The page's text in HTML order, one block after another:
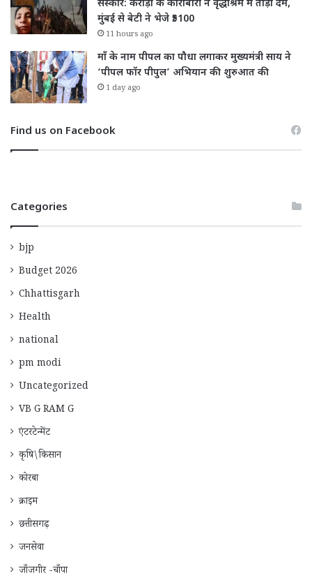
संस्कार: करोड़ों के कारोबारी ने वृद्धाश्रम में तोड़ा दम,
मुंबई से बेटी ने भेजे ₹5100
11 hours ago
माँ के नाम पीपल का पौधा लगाकर मुख्यमंत्री साय ने
‘पीपल फॉर पीपुल’ अभियान की शुरुआत की
1 day ago
Find us on Facebook
Categories
bjp
Budget 2026
Chhattisgarh
Health
national
pm modi
Uncategorized
VB G RAM G
एंटरटेन्मेंट
कृषि\किसान
कोरबा
क्राइम
छत्तीसगढ़
जनसेवा
जाँजगीर -चाँपा